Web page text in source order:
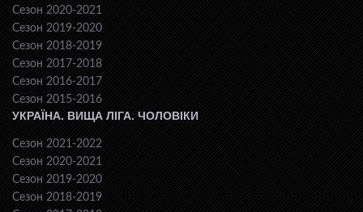
Сезон 2020-2021
Сезон 2019-2020
Сезон 2018-2019
Сезон 2017-2018
Сезон 2016-2017
Сезон 2015-2016
УКРАЇНА. ВИЩА ЛІГА. ЧОЛОВІКИ
Сезон 2021-2022
Сезон 2020-2021
Сезон 2019-2020
Сезон 2018-2019